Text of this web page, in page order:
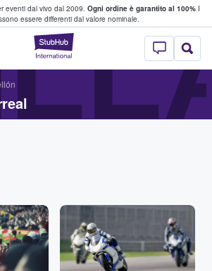
eventi dal vivo dal 2009. Ogni ordine è garantito al 100%I
essere differenti dal valore nominale.
StubHub - Dove
e vendono biglietti